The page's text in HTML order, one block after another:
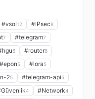
#vsol12 #IPsec8
7 #telegram7
6 #router6
#epon5 #lora5
25 #telegram-api5
4 #Network4